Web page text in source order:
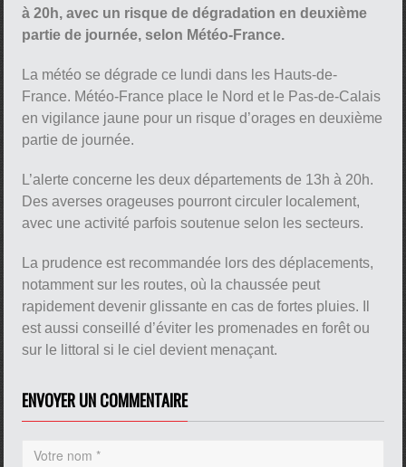
à 20h, avec un risque de dégradation en deuxième
partie de journée, selon Météo-France.
La météo se dégrade ce lundi dans les Hauts-de-
France. Météo-France place le Nord et le Pas-de-Calais
en vigilance jaune pour un risque d’orages en deuxième
partie de journée.
L’alerte concerne les deux départements de 13h à 20h.
Des averses orageuses pourront circuler localement,
avec une activité parfois soutenue selon les secteurs.
La prudence est recommandée lors des déplacements,
notamment sur les routes, où la chaussée peut
rapidement devenir glissante en cas de fortes pluies. Il
est aussi conseillé d’éviter les promenades en forêt ou
sur le littoral si le ciel devient menaçant.
ENVOYER UN COMMENTAIRE